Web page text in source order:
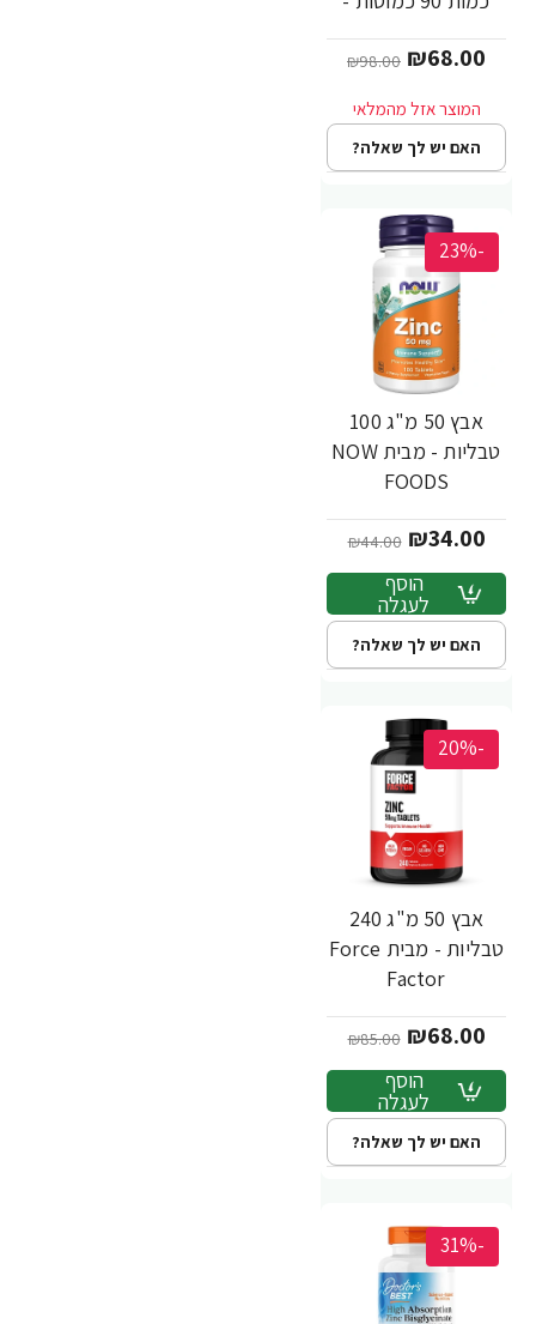
₪68.00
₪98.00
האם יש לך שאלה?
-23%
אבץ 50 מ"ג 100
טבליות - מבית NOW
FOODS
₪34.00
₪44.00
הוסף
לעגלה
האם יש לך שאלה?
-20%
אבץ 50 מ"ג 240
טבליות - מבית Force
Factor
₪68.00
₪85.00
הוסף
לעגלה
האם יש לך שאלה?
-31%